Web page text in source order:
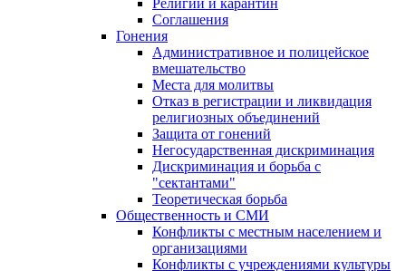
Религии и карантин
Соглашения
Гонения
Административное и полицейское
вмешательство
Места для молитвы
Отказ в регистрации и ликвидация
религиозных объединений
Защита от гонений
Негосударственная дискриминация
Дискриминация и борьба с
"сектантами"
Теоретическая борьба
Общественность и СМИ
Конфликты с местным населением и
организациями
Конфликты с учреждениями культуры